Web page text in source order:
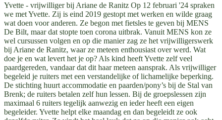
Yvette - vrijwilliger bij Ariane de Ranitz Op 12 februari '24 spraken
we met Yvette. Zij is eind 2019 gestopt met werken en wilde graag
wat doen voor anderen. Ze begon met fietsles te geven bij MENS
De Bilt, maar dat stopte toen corona uitbrak. Vanuit MENS kon ze
wel cursussen volgen en op die manier zag ze het vrijwilligerswerk
bij Ariane de Ranitz, waar ze meteen enthousiast over werd. Wat
doe je en wat levert het je op? Als kind heeft Yvette zelf veel
paardgereden, vandaar dat dit haar meteen aansprak. Als vrijwilliger
begeleid je ruiters met een verstandelijke of lichamelijke beperking.
De stichting huurt accommodatie en paarden/pony’s bij de Stal van
Brenk; de ruiters betalen zelf hun lessen. Bij de groepslessen zijn
maximaal 6 ruiters tegelijk aanwezig en ieder heeft een eigen
begeleider. Yvette helpt elke maandag en dan begeleidt ze ook